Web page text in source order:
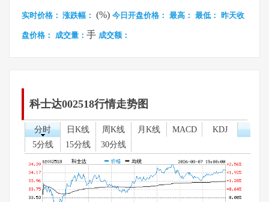
实时价格： 涨跌幅： (%) 今日开盘价格： 最高： 最低： 昨天收
盘价格： 成交量： 手 成交额：
科士达002518行情走势图
分时 日K线 周K线 月K线 MACD
KDJ
5分线
15分线 30分线